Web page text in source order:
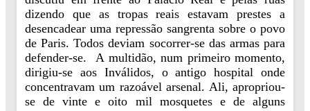
dizendo que as tropas reais estavam prestes a
desencadear uma repressão sangrenta sobre o povo
de Paris. Todos deviam socorrer-se das armas para
defender-se.
A multidão, num primeiro momento,
dirigiu-se aos Inválidos, o antigo hospital onde
concentravam um razoável arsenal. Ali, apropriou-
se de vinte e oito mil mosquetes e de alguns